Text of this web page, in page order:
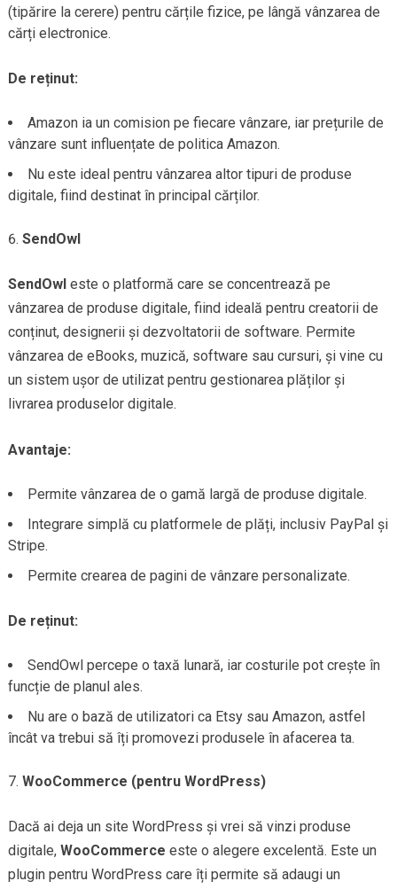
(tipărire la cerere) pentru cărțile fizice, pe lângă vânzarea de
cărți electronice.
De reținut:
Amazon ia un comision pe fiecare vânzare, iar prețurile de
vânzare sunt influențate de politica Amazon.
Nu este ideal pentru vânzarea altor tipuri de produse
digitale, fiind destinat în principal cărților.
SendOwl
SendOwleste o platformă care se concentrează pe
vânzarea de produse digitale, fiind ideală pentru creatorii de
conținut, designerii și dezvoltatorii de software. Permite
vânzarea de eBooks, muzică, software sau cursuri, și vine cu
un sistem ușor de utilizat pentru gestionarea plăților și
livrarea produselor digitale.
Avantaje:
Permite vânzarea de o gamă largă de produse digitale.
Integrare simplă cu platformele de plăți, inclusiv PayPal și
Stripe.
Permite crearea de pagini de vânzare personalizate.
De reținut:
SendOwl percepe o taxă lunară, iar costurile pot crește în
funcție de planul ales.
Nu are o bază de utilizatori ca Etsy sau Amazon, astfel
încât va trebui să îți promovezi produsele în afacerea ta.
WooCommerce (pentru WordPress)
Dacă ai deja un site WordPress și vrei să vinzi produse
digitale, WooCommerce este o alegere excelentă. Este un
plugin pentru WordPress care îți permite să adaugi un